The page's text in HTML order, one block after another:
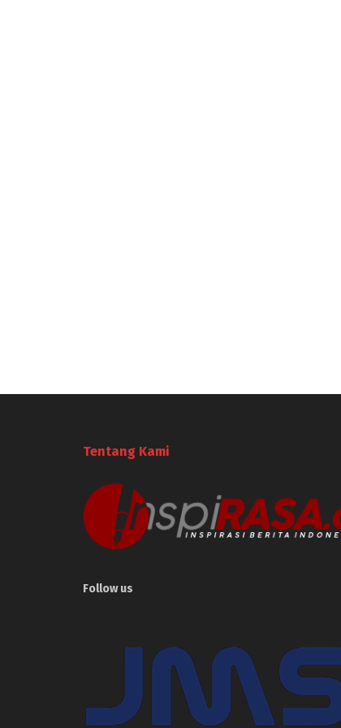
Tentang Kami
Follow us